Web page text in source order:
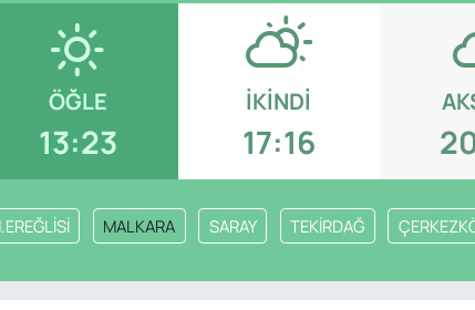
ÖĞLE
13:23
İKINDI
17:16
MALKARA SARAY TEKİRDAĞ